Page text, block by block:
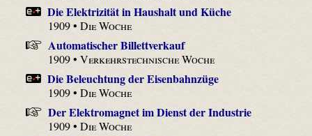
Die Elektrizität in Haushalt und Küche
1909 •Die Woche
Automatischer Billettverkauf
1909 •Verkehrstechnische Woche
Die Beleuchtung der Eisenbahnzüge
1909 •Die Woche
Der Elektromagnet im Dienst der Industrie
1909 •Die Woche